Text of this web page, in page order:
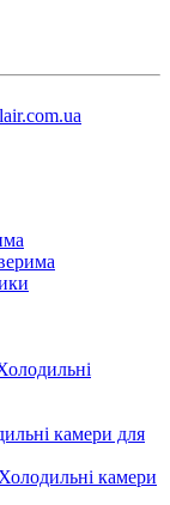
камери для
Холодильні камери